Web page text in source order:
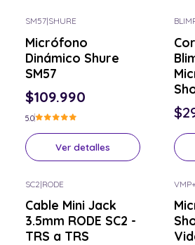
SM57|SHURE
Micrófono
Dinámico Shure
SM57
$109.990
5.0
Ver detalles
SC2|RODE
Cable Mini Jack
3.5mm RODE SC2 -
TRS a TRS
VMP+